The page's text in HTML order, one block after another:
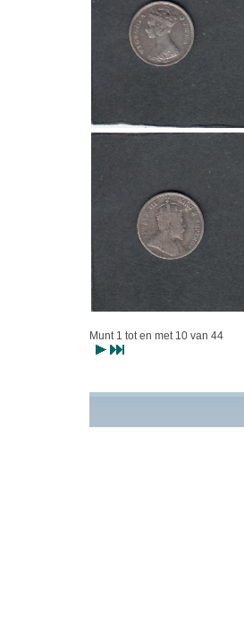
Munt 1 tot en met 10 van 44